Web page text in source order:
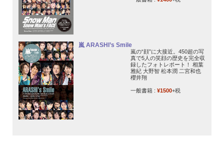
嵐 ARASHI’s Smile
嵐の“顔”に大接近。450超の写
真で5人の笑顔の歴史を完全収
録したフォトレポート！ 相葉
雅紀 大野智 松本潤 二宮和也
櫻井翔
一般書籍 : ¥1500+税